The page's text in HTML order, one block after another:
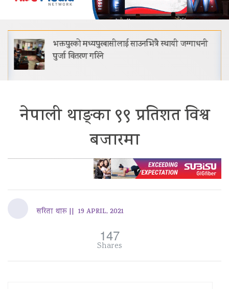
भक्तपुरको मध्यपुरबासीलाई साउनभित्रै स्थायी जग्गाधनी
पुर्जा वितरण गरिने
नेपाली थाङ्का ९९ प्रतिशत विश्व
बजारमा
सरिता थारू || 19 APRIL, 2021
147
Shares